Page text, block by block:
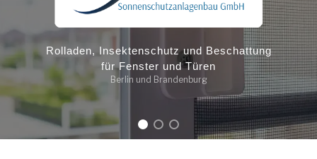
Rolladen, Insektenschutz und Beschattung
für Fenster und Türen
Berlin und Brandenburg